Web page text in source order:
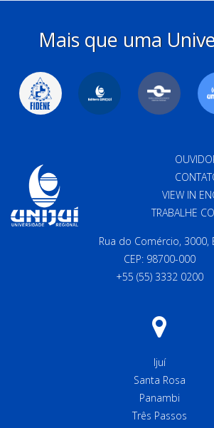
Mais que uma
VIEW IN
TRABALHE
Rua do Comércio, 3000,
CEP: 98700-000
+55 (55) 3332 0200
Ijuí
Santa Rosa
Panambi
Três Passos